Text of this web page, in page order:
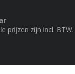
prijzen zijn incl. BTW.